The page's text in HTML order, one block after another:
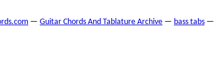
— Guitar Chords And Tablature Archive — bass tabs —